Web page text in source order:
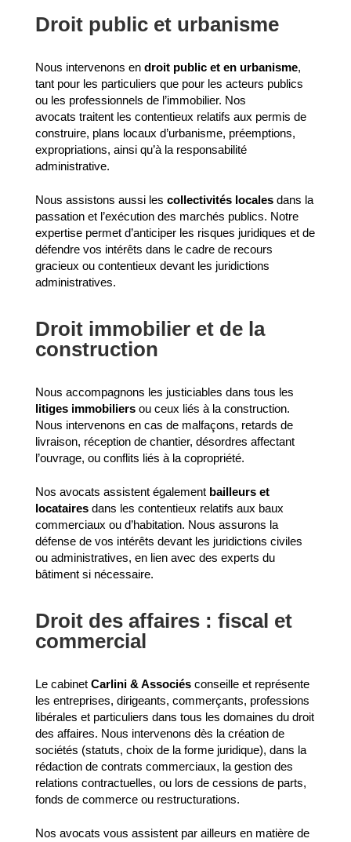
Droit public et urbanisme
Nous intervenons en droit public et en urbanisme,
tant pour les particuliers que pour les acteurs publics
ou les professionnels de l’immobilier. Nos
avocats traitent les contentieux relatifs aux permis de
construire, plans locaux d’urbanisme, préemptions,
expropriations, ainsi qu’à la responsabilité
administrative.
Nous assistons aussi les collectivités localesdans la
passation et l’exécution des marchés publics. Notre
expertise permet d’anticiper les risques juridiques et de
défendre vos intérêts dans le cadre de recours
gracieux ou contentieux devant les juridictions
administratives.
Droit immobilier et de la
construction
Nous accompagnons les justiciables dans tous les
litiges immobiliersou ceux liés à la construction.
Nous intervenons en cas de malfaçons, retards de
livraison, réception de chantier, désordres affectant
l’ouvrage, ou conflits liés à la copropriété.
Nos avocats assistent également bailleurs et
locatairesdans les contentieux relatifs aux baux
commerciaux ou d’habitation. Nous assurons la
défense de vos intérêts devant les juridictions civiles
ou administratives, en lien avec des experts du
bâtiment si nécessaire.
Droit des affaires : fiscal et
commercial
Le cabinet Carlini & Associésconseille et représente
les entreprises, dirigeants, commerçants, professions
libérales et particuliers dans tous les domaines du droit
des affaires. Nous intervenons dès la création de
sociétés (statuts, choix de la forme juridique), dans la
rédaction de contrats commerciaux, la gestion des
relations contractuelles, ou lors de cessions de parts,
fonds de commerce ou restructurations.
Nos avocats vous assistent par ailleurs en matière de